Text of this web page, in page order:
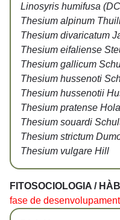
Linosyris humifusa
Thesium alpinum
Thesium divaricatum
Thesium eifaliense
Thesium gallicum
Thesium hussenoti
Thesium hussenotii
Thesium pratense
Thesium souardi
Thesium strictum
Thesium vulgare Hill
FITOSOCIOLOGIA /
fase de desenvolupament